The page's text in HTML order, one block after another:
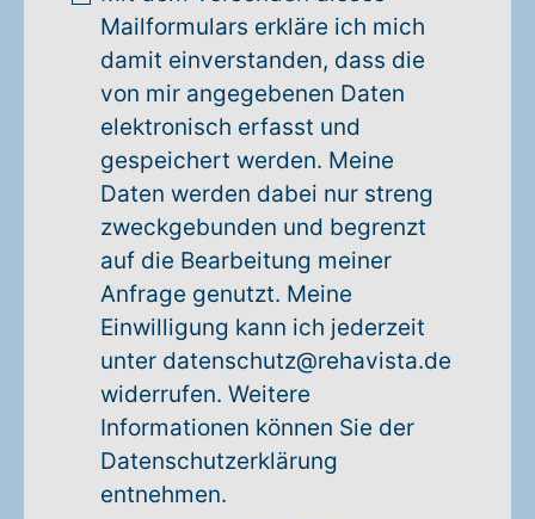
Mailformulars erkläre ich mich
damit einverstanden, dass die
von mir angegebenen Daten
elektronisch erfasst und
gespeichert werden. Meine
Daten werden dabei nur streng
zweckgebunden und begrenzt
auf die Bearbeitung meiner
Anfrage genutzt. Meine
Einwilligung kann ich jederzeit
unter datenschutz@rehavista.de
widerrufen. Weitere
Informationen können Sie der
Datenschutzerklärung
entnehmen.